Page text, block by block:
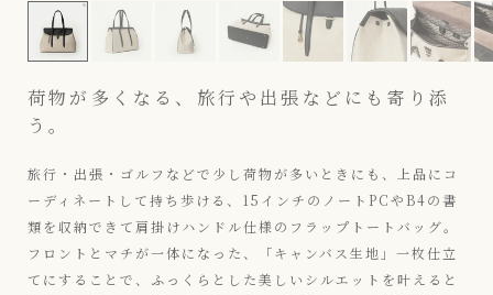
キャンバス フラップトートバッグ(L)《Embrace》 - Black -
荷物が多くなる、旅行や出張などにも寄り添
う。
旅行・出張・ゴルフなどで少し荷物が多いときにも、上品にコ
ーディネートして持ち歩ける、15インチのノートPCやB4の書
類を収納できて肩掛けハンドル仕様のフラップトートバッグ。
フロントとマチが一体になった、「キャンバス生地」一枚仕立
てにすることで、ふっくらとした美しいシルエットを叶えると